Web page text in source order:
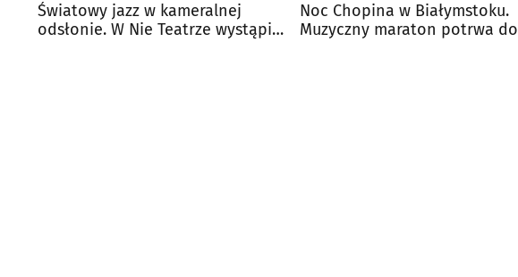
Światowy jazz w kameralnej
odsłonie. W Nie Teatrze wystąpi
Noc Chopina w Białymstoku.
Muzyczny maraton potrwa do